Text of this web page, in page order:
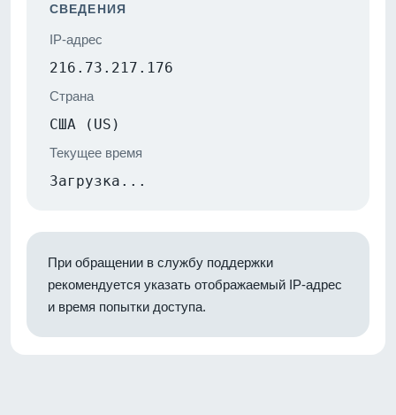
СВЕДЕНИЯ
IP-адрес
216.73.217.176
Страна
США (US)
Текущее время
Загрузка...
При обращении в службу поддержки
рекомендуется указать отображаемый IP-адрес
и время попытки доступа.